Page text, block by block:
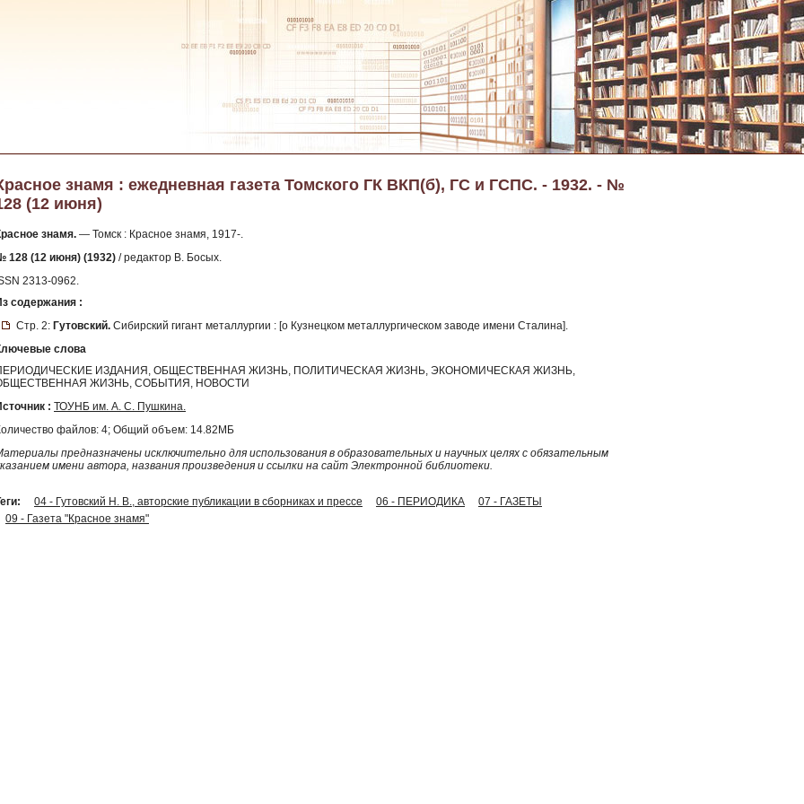
знамя : ежедневная газета Томского ГК ВКП(б), ГС и ГСПС. - 1932. - №
(12 июня)
знамя. — Томск : Красное знамя, 1917-.
128 (12 июня) (1932) / редактор В. Босых.
2313-0962.
содержания :
Стр. 2: Гутовский. Сибирский гигант металлургии : [о Кузнецком металлургическом заводе имени Сталина].
слова
ИЗДАНИЯ, ОБЩЕСТВЕННАЯ ЖИЗНЬ, ПОЛИТИЧЕСКАЯ ЖИЗНЬ, ЭКОНОМИЧЕСКАЯ ЖИЗНЬ,
ЖИЗНЬ, СОБЫТИЯ, НОВОСТИ
: ТОУНБ им. А. С. Пушкина.
файлов: 4; Общий объем: 14.82МБ
предназначены исключительно для использования в образовательных и научных целях с обязательным
имени автора, названия произведения и ссылки на сайт Электронной библиотеки.
04 - Гутовский Н. В., авторские публикации в сборниках и прессе 06 - ПЕРИОДИКА
07 - ГАЗЕТЫ
09 - Газета "Красное знамя"